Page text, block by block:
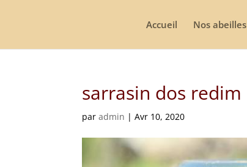
Accueil Nos abeilles
sarrasin dos redim
paradmin |Avr 10, 2020